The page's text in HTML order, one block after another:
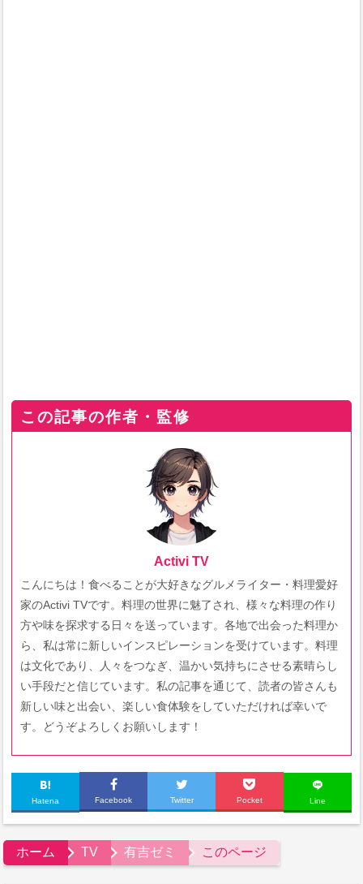
この記事の作者・監修
Activi TV
こんにちは！食べることが大好きなグルメライター・料理愛好
家のActivi TVです。料理の世界に魅了され、様々な料理の作り
方や味を探求する日々を送っています。各地で出会った料理か
ら、私は常に新しいインスピレーションを受けています。料理
は文化であり、人々をつなぎ、温かい気持ちにさせる素晴らし
い手段だと信じています。私の記事を通じて、読者の皆さんも
新しい味と出会い、楽しい食体験をしていただければ幸いで
す。どうぞよろしくお願いします！
Hatena Facebook Twitter Pocket Line
ホーム TV 有吉ゼミ このページ